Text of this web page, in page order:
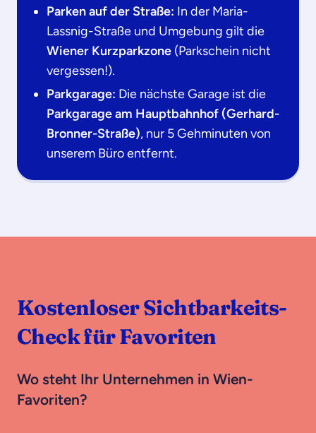
Parken auf der Straße: In der Maria-
Lassnig-Straße und Umgebung gilt die
Wiener Kurzparkzone (Parkschein nicht
vergessen!).
Parkgarage: Die nächste Garage ist die
Parkgarage am Hauptbahnhof (Gerhard-
Bronner-Straße), nur 5 Gehminuten von
unserem Büro entfernt.
Kostenloser Sichtbarkeits-
Check für Favoriten
Wo steht Ihr Unternehmen in Wien-
Favoriten?